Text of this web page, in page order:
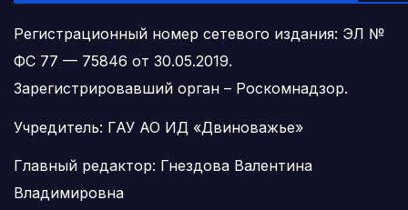
Регистрационный номер сетевого издания: ЭЛ №
ФС 77 — 75846 от 30.05.2019.
Зарегистрировавший орган – Роскомнадзор.
Учредитель: ГАУ АО ИД «Двиноважье»
Главный редактор: Гнездова Валентина
Владимировна